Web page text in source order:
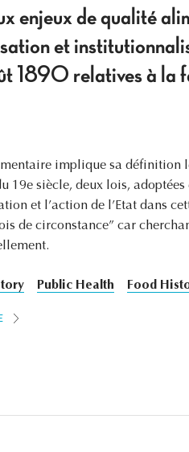
enjeux de qualité
et
1890 relatives à la
implique sa
19e siècle, deux lois,
et l’action de l’Etat dans
de circonstance” car
Public Health Food